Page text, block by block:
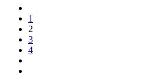
1
2
3
4